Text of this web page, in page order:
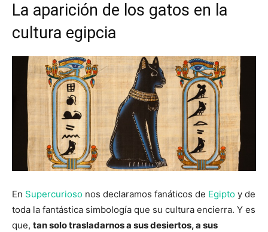
La aparición de los gatos en la
cultura egipcia
En Supercurioso nos declaramos fanáticos de Egipto y de
toda la fantástica simbología que su cultura encierra. Y es
que, tan solo trasladarnos a sus desiertos, a sus